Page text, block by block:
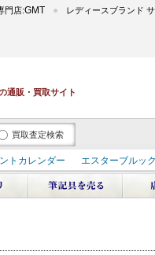
門店:GMT レディースブランド
通販・買取サイト
買取査定検索
トカレンダー
エスターブルッ
エテルニタ･アヴァンティ
作家シリーズ
パトロンシリ